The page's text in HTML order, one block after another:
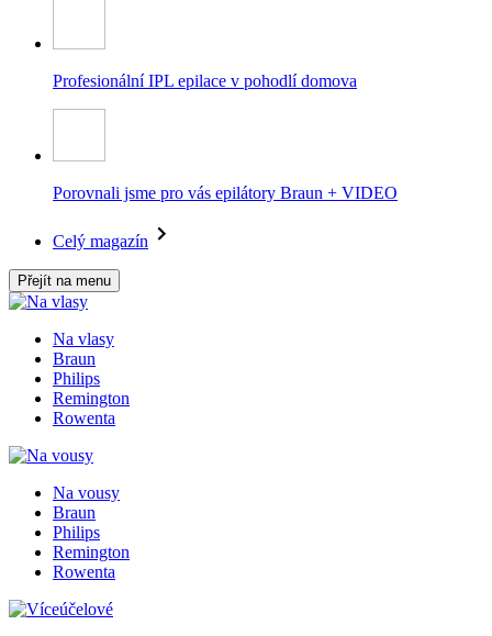
Profesionální IPL epilace v pohodlí domova
Porovnali jsme pro vás epilátory Braun + VIDEO
Celý magazín
Přejít na menu
Na vlasy
Braun
Philips
Remington
Rowenta
Na vousy
Braun
Philips
Remington
Rowenta